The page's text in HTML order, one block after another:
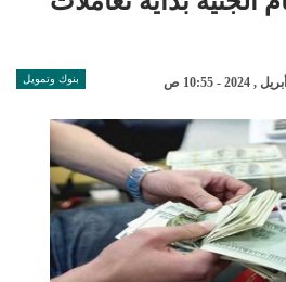
بنوك وتمويل